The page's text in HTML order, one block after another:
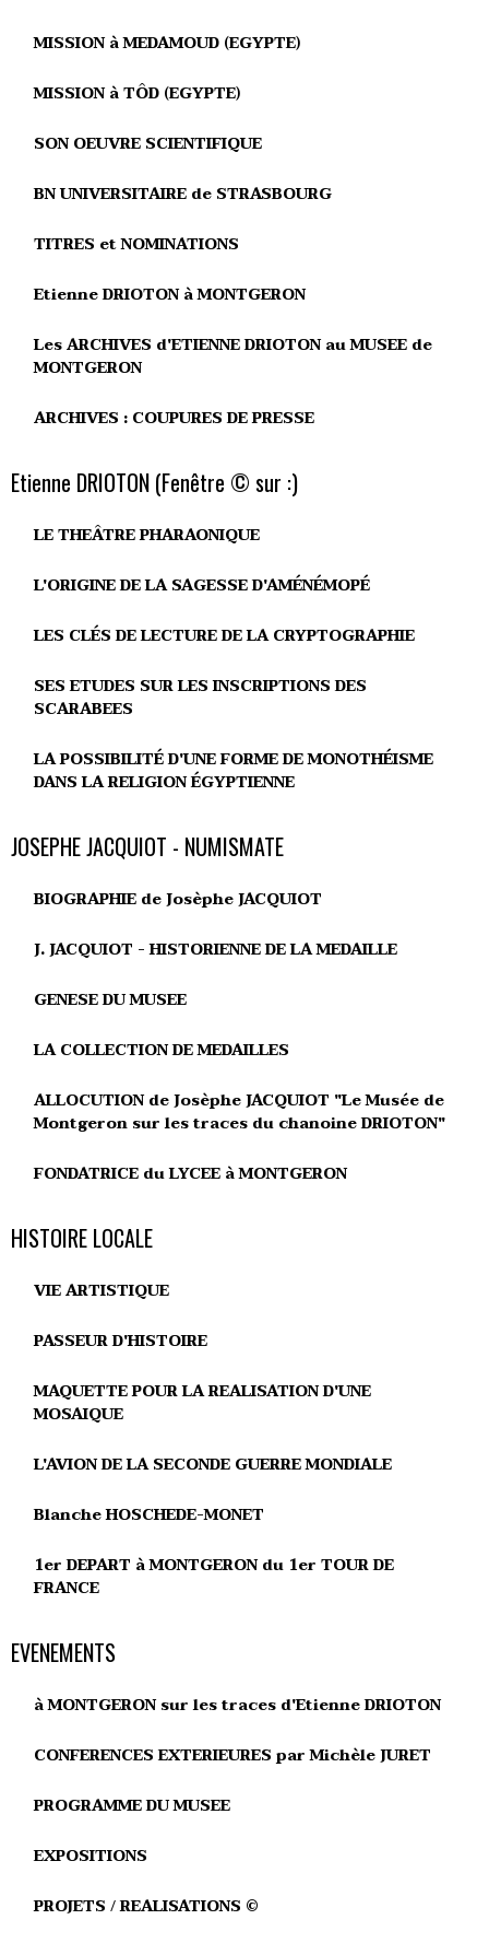
MISSION à MEDAMOUD (EGYPTE)
MISSION à TÔD (EGYPTE)
SON OEUVRE SCIENTIFIQUE
BN UNIVERSITAIRE de STRASBOURG
TITRES et NOMINATIONS
Etienne DRIOTON à MONTGERON
Les ARCHIVES d'ETIENNE DRIOTON au MUSEE de
MONTGERON
ARCHIVES : COUPURES DE PRESSE
Etienne DRIOTON (Fenêtre © sur :)
LE THEÂTRE PHARAONIQUE
L'ORIGINE DE LA SAGESSE D'AMÉNÉMOPÉ
LES CLÉS DE LECTURE DE LA CRYPTOGRAPHIE
SES ETUDES SUR LES INSCRIPTIONS DES
SCARABEES
LA POSSIBILITÉ D'UNE FORME DE MONOTHÉISME
DANS LA RELIGION ÉGYPTIENNE
JOSEPHE JACQUIOT - NUMISMATE
BIOGRAPHIE de Josèphe JACQUIOT
J. JACQUIOT - HISTORIENNE DE LA MEDAILLE
GENESE DU MUSEE
LA COLLECTION DE MEDAILLES
ALLOCUTION de Josèphe JACQUIOT "Le Musée de
Montgeron sur les traces du chanoine DRIOTON"
FONDATRICE du LYCEE à MONTGERON
HISTOIRE LOCALE
VIE ARTISTIQUE
PASSEUR D'HISTOIRE
MAQUETTE POUR LA REALISATION D'UNE
MOSAIQUE
L'AVION DE LA SECONDE GUERRE MONDIALE
Blanche HOSCHEDE-MONET
1er DEPART à MONTGERON du 1er TOUR DE
FRANCE
EVENEMENTS
à MONTGERON sur les traces d'Etienne DRIOTON
CONFERENCES EXTERIEURES par Michèle JURET
PROGRAMME DU MUSEE
EXPOSITIONS
PROJETS / REALISATIONS ©